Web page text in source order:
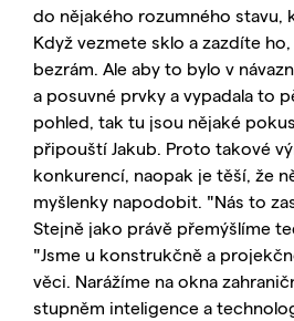
do nějakého rozumného stavu,
Když vezmete sklo a zazdíte
bezrám. Ale aby to bylo v
a posuvné prvky a vypadala to
pohled, tak tu jsou nějaké
připouští Jakub. Proto takové
konkurencí, naopak je těší, že
myšlenky napodobit. "Nás to
Stejně jako právě přemýšlíme
"Jsme u konstrukčně a
věci. Narážíme na okna
stupněm inteligence a